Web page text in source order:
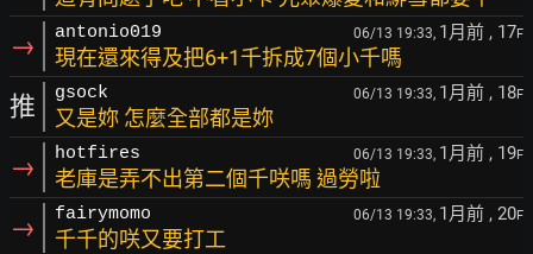
→ antonio019 06/13 19:33, 1月前 , 17F
現在還來得及把6+1千拆成7個小千嗎
推 gsock 06/13 19:33, 1月前 , 18F
又是妳 怎麼全部都是妳
→ hotfires 06/13 19:33, 1月前 , 19F
老庫是弄不出第二個千咲嗎 過勞啦
→ fairymomo 06/13 19:33, 1月前 , 20F
千千的咲又要打工